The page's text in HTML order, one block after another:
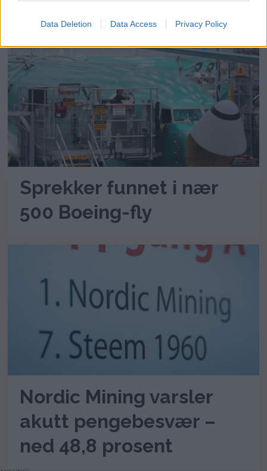
Data Deletion Data Access Privacy Policy
Sprekker funnet i nær
500 Boeing-fly
Nordic Mining varsler
akutt pengebesvær –
ned 48,8 prosent